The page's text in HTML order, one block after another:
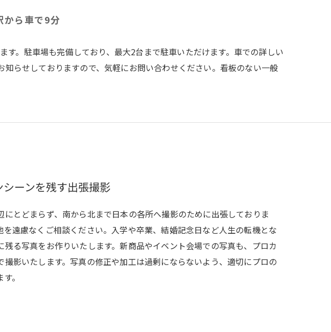
から車で9分
。駐車場も完備しており、最大2台まで駐車いただけます。車での詳しい
らせしておりますので、気軽にお問い合わせください。看板のない一般
シーンを残す出張撮影
にとどまらず、南から北まで日本の各所へ撮影のために出張しておりま
を遠慮なくご相談ください。入学や卒業、結婚記念日など人生の転機とな
残る写真をお作りいたします。新商品やイベント会場での写真も、プロカ
撮影いたします。写真の修正や加工は過剰にならないよう、適切にプロの
。